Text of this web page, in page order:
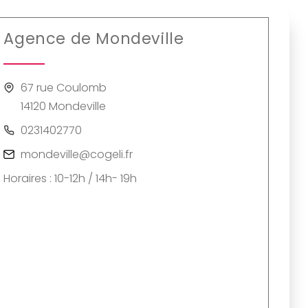
Agence de Mondeville
67 rue Coulomb
14120 Mondeville
0231402770
mondeville@cogeli.fr
Horaires : 10-12h / 14h- 19h